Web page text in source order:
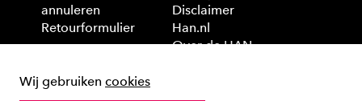
annuleren
Retourformulier
Disclaimer
Han.nl
Over de HAN
Wij gebruiken cookies